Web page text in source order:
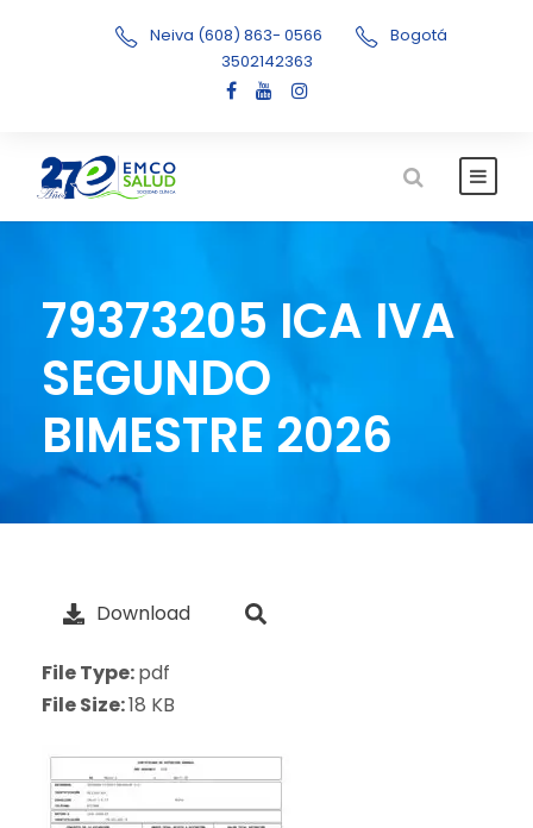
Neiva (608) 863- 0566
Bogotá
3502142363
79373205 ICA IVA
SEGUNDO
BIMESTRE 2026
Download
File Type:pdf
File Size:18 KB